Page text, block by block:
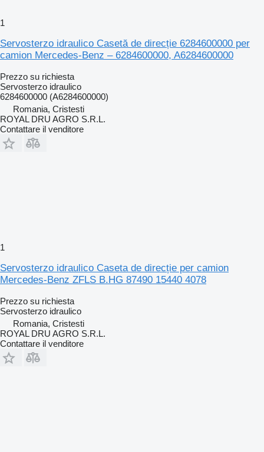
1
Servosterzo idraulico Casetă de direcție 6284600000 per
camion Mercedes-Benz – 6284600000, A6284600000
Prezzo su richiesta
Servosterzo idraulico
6284600000 (A6284600000)
Romania, Cristesti
ROYAL DRU AGRO S.R.L.
Contattare il venditore
1
Servosterzo idraulico Caseta de direcție per camion
Mercedes-Benz ZFLS B.HG 87490 15440 4078
Prezzo su richiesta
Servosterzo idraulico
Romania, Cristesti
ROYAL DRU AGRO S.R.L.
Contattare il venditore